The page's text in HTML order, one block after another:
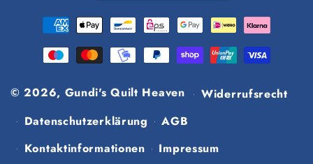
Zahlungsmethoden
© 2026, Gundi's Quilt Heaven
Widerrufsrecht
Datenschutzerklärung
AGB
Kontaktinformationen
Impressum